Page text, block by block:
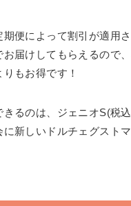
期便によって割引が適用
お届けしてもらえるので
もお得です！
るのは、ジェニオS(税
新しいドルチェグスト